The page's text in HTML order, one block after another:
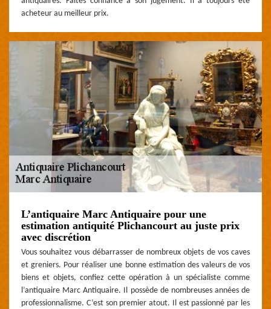
acheteur au meilleur prix.
L’antiquaire Marc Antiquaire pour une
estimation antiquité Plichancourt au juste prix
avec discrétion
Vous souhaitez vous débarrasser de nombreux objets de vos caves
et greniers. Pour réaliser une bonne estimation des valeurs de vos
biens et objets, confiez cette opération à un spécialiste comme
l’antiquaire Marc Antiquaire. Il possède de nombreuses années de
professionnalisme. C’est son premier atout. Il est passionné par les